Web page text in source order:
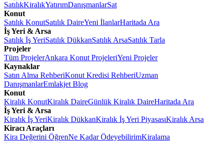
SatılıkKiralıkYatırımDanışmanlarSat
Konut
Satılık KonutSatılık DaireYeni İlanlarHaritada Ara
İş Yeri & Arsa
Satılık İş YeriSatılık DükkanSatılık ArsaSatılık Tarla
Projeler
Tüm ProjelerAnkara Konut ProjeleriYeni Projeler
Kaynaklar
Satın Alma RehberiKonut Kredisi RehberiUzman
DanışmanlarEmlakjet Blog
Konut
Kiralık KonutKiralık DaireGünlük Kiralık DaireHaritada Ara
İş Yeri & Arsa
Kiralık İş YeriKiralık DükkanKiralık İş Yeri PiyasasıKiralık Arsa
Kiracı Araçları
Kira Değerini ÖğrenNe Kadar ÖdeyebilirimKiralama